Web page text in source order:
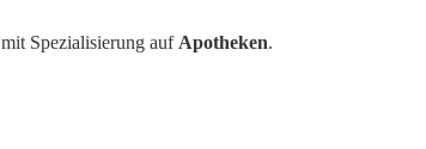
mit Spezialisierung auf Apotheken.